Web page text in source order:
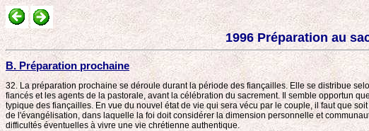
1996 Préparation au
B. Préparation prochaine
32. La préparation prochaine se déroule durant la période des fiançailles. Elle se distribue
fiancés et les agents de la pastorale, avant la célébration du sacrement. Il semble opportun
typique des fiançailles. En vue du nouvel état de vie qui sera vécu par le couple, il faut que
de l'évangélisation, dans laquelle la foi doit considérer la dimension personnelle et
difficultés éventuelles à vivre une vie chrétienne authentique.